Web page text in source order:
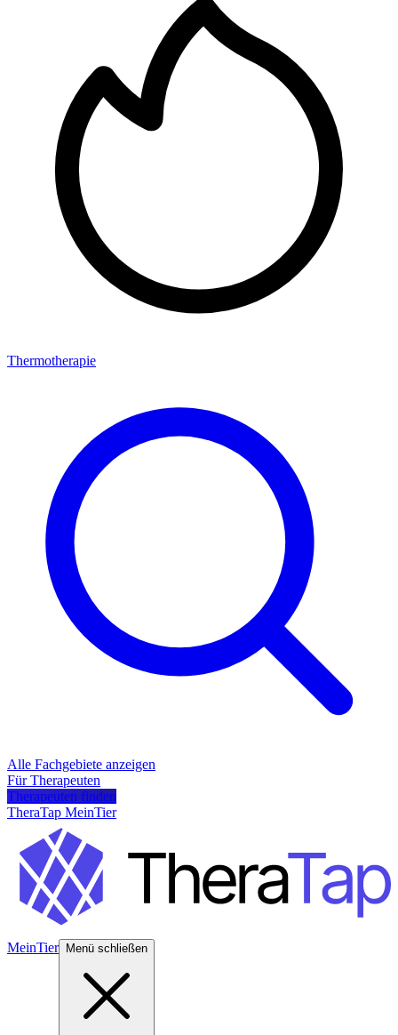
Thermotherapie
Alle Fachgebiete anzeigen
Für Therapeuten
Therapeuten finden
TheraTap MeinTier
MeinTier Menü schließen